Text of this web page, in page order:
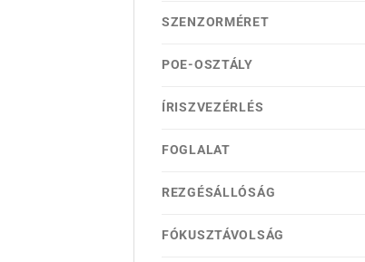
SZENZORMÉRET
POE-OSZTÁLY
ÍRISZVEZÉRLÉS
FOGLALAT
REZGÉSÁLLÓSÁG
FÓKUSZTÁVOLSÁG